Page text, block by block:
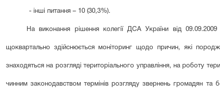
- інші питання – 10 (30,3%).
На виконання рішення колегії ДСА України від
щоквартально здійснюється моніторинг щодо причин, які
знаходяться на розгляді територіального управління, на роботу
чинним законодавством термінів розгляду звернень громадян та